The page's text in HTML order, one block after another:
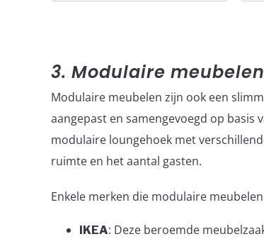
3. Modulaire meubelen
Modulaire meubelen zijn ook een
aangepast en samengevoegd op basis
modulaire loungehoek met
ruimte en het aantal gasten.
Enkele merken die modulaire
IKEA: Deze beroemde